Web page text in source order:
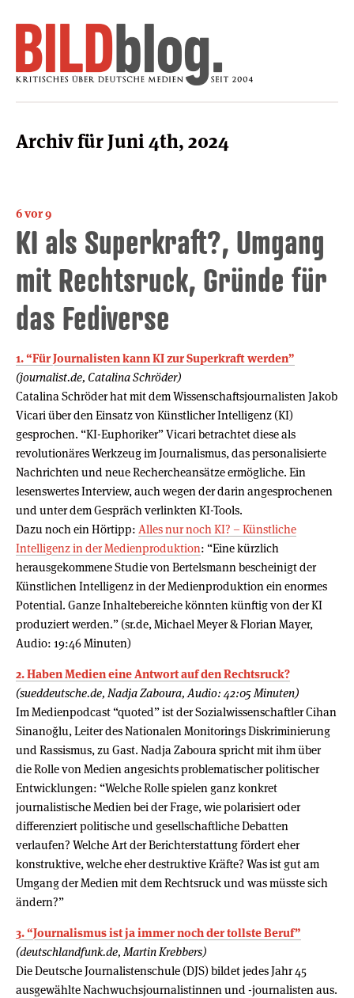
Archiv für Juni 4th, 2024
6 vor 9
KI als Superkraft?, Umgang
mit Rechtsruck, Gründe für
das Fediverse
1. “Für Journalisten kann KI zur Superkraft werden”
(journalist.de, Catalina Schröder)
Catalina Schröder hat mit dem Wissenschaftsjournalisten Jakob
Vicari über den Einsatz von Künstlicher Intelligenz (KI)
gesprochen. “KI-Euphoriker” Vicari betrachtet diese als
revolutionäres Werkzeug im Journalismus, das personalisierte
Nachrichten und neue Rechercheansätze ermögliche. Ein
lesenswertes Interview, auch wegen der darin angesprochenen
und unter dem Gespräch verlinkten KI-Tools.
Dazu noch ein Hörtipp: Alles nur noch KI? – Künstliche
Intelligenz in der Medienproduktion: “Eine kürzlich
herausgekommene Studie von Bertelsmann bescheinigt der
Künstlichen Intelligenz in der Medienproduktion ein enormes
Potential. Ganze Inhaltebereiche könnten künftig von der KI
produziert werden.” (sr.de, Michael Meyer & Florian Mayer,
Audio: 19:46 Minuten)
2. Haben Medien eine Antwort auf den Rechtsruck?
(sueddeutsche.de, Nadja Zaboura, Audio: 42:05 Minuten)
Im Medienpodcast “quoted” ist der Sozialwissenschaftler Cihan
Sinanoğlu, Leiter des Nationalen Monitorings Diskriminierung
und Rassismus, zu Gast. Nadja Zaboura spricht mit ihm über
die Rolle von Medien angesichts problematischer politischer
Entwicklungen: “Welche Rolle spielen ganz konkret
journalistische Medien bei der Frage, wie polarisiert oder
differenziert politische und gesellschaftliche Debatten
verlaufen? Welche Art der Berichterstattung fördert eher
konstruktive, welche eher destruktive Kräfte? Was ist gut am
Umgang der Medien mit dem Rechtsruck und was müsste sich
ändern?”
3. “Journalismus ist ja immer noch der tollste Beruf”
(deutschlandfunk.de, Martin Krebbers)
Die Deutsche Journalistenschule (DJS) bildet jedes Jahr 45
ausgewählte Nachwuchsjournalistinnen und -journalisten aus.